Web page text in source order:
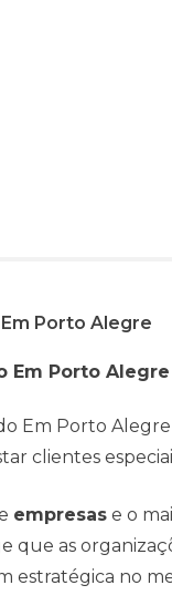
Porto Alegre
Em Porto Alegre
Em Porto
clientes
empresas e o
que as
estratégica no